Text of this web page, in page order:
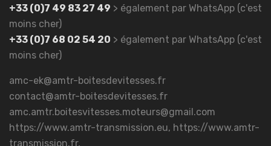
+33 (0)7 49 83 27 49 > également par WhatsApp (c'est
moins cher)
+33 (0)7 68 02 54 20 > également par WhatsApp (c'est
moins cher)
amc-ek@amtr-boitesdevitesses.fr
contact@amtr-boitesdevitesses.fr
amc.amtr.boitesvitesses.moteurs@gmail.com
https://www.amtr-transmission.eu, https://www.amtr-
transmission.fr,